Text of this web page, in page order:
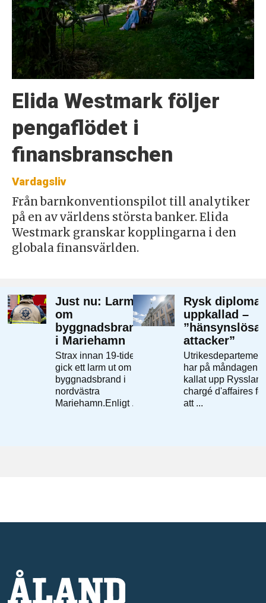
Elida Westmark följer
pengaflödet i
finansbranschen
Vardagsliv
Från barnkonventionspilot till analytiker
på en av världens största banker. Elida
Westmark granskar kopplingarna i den
globala finansvärlden.